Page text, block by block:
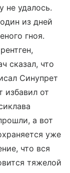
не удалось.
из дней
гноя.
сказал, что
Синупрет
избавил от
а вот
уже
что вся
тяжелой